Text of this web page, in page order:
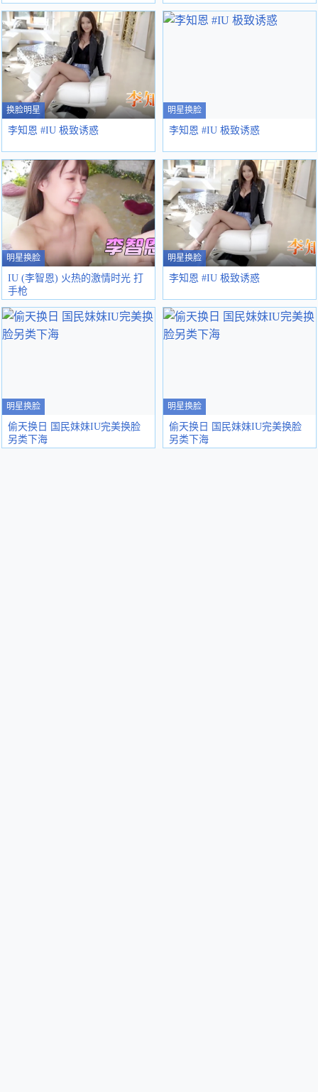
换脸明星
李知恩 #IU 极致诱惑
明星换脸
李知恩 #IU 极致诱惑
明星换脸
IU (李智恩) 火热的激情时光 打
手枪
明星换脸
李知恩 #IU 极致诱惑
明星换脸
偷天换日 国民妹妹IU完美换脸
另类下海
明星换脸
偷天换日 国民妹妹IU完美换脸
另类下海